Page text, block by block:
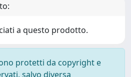
a questo prodotto.
protetti da copyright e
salvo diversa